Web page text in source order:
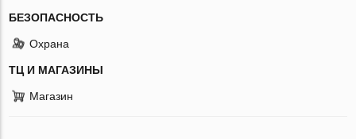
БЕЗОПАСНОСТЬ
Охрана
ТЦ И МАГАЗИНЫ
Магазин